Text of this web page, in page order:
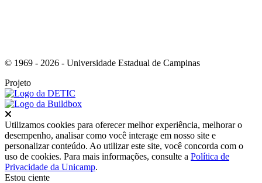
© 1969 - 2026 - Universidade Estadual de Campinas
Projeto
Utilizamos cookies para oferecer melhor experiência, melhorar o
desempenho, analisar como você interage em nosso site e
personalizar conteúdo. Ao utilizar este site, você concorda com o
uso de cookies. Para mais informações, consulte a Política de
Privacidade da Unicamp.
Estou ciente